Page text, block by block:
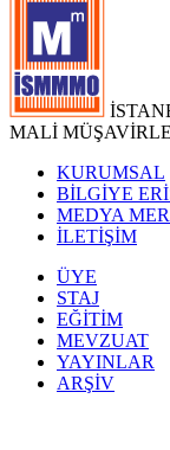
MALİ
KURUMSAL
BİLGİYE
MEDYA
İLETİŞİM
ÜYE
STAJ
EĞİTİM
MEVZUAT
YAYINLAR
ARŞİV